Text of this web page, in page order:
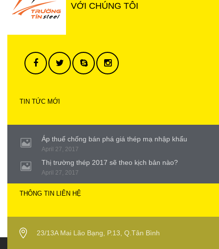
VỚI CHÚNG TÔI
TIN TỨC MỚI
Áp thuế chống bán phá giá thép mạ nhập khẩu
April 27, 2017
Thị trường thép 2017 sẽ theo kịch bản nào?
April 27, 2017
THÔNG TIN LIÊN HỆ
23/13A Mai Lão Bạng, P.13, Q.Tân Bình